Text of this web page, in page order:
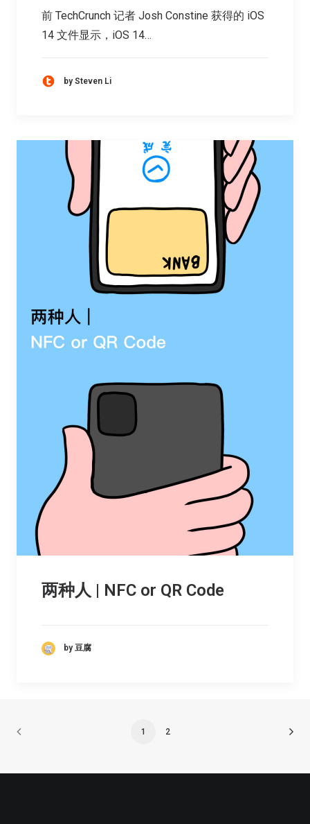
前 TechCrunch 记者 Josh Constine 获得的 iOS
14 文件显示，iOS 14…
by Steven Li
两种人 | NFC or QR Code
by 豆腐
1 2